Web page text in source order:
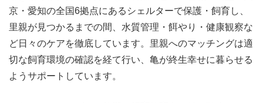
京・愛知の全国6拠点にあるシェルターで保護・飼育し、
里親が見つかるまでの間、水質管理・餌やり・健康観察な
ど日々のケアを徹底しています。里親へのマッチングは適
切な飼育環境の確認を経て行い、亀が終生幸せに暮らせる
ようサポートしています。